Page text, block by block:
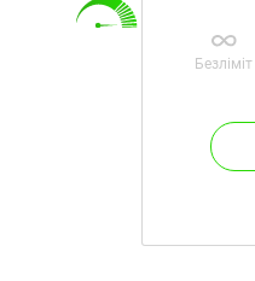
Безліміт